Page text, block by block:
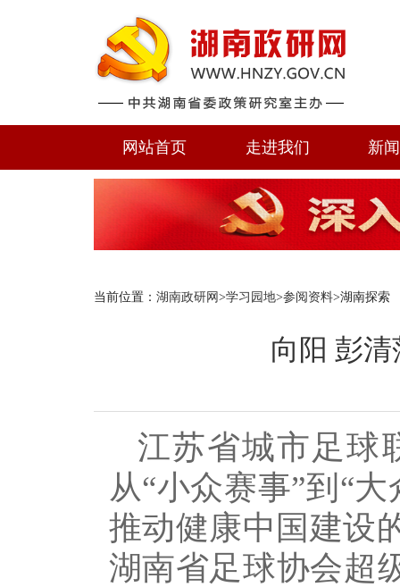
网站首页 走进我们 新
当前位置： 湖南政研网 >学习园地>参阅资料>湖南探索
向阳 彭清
江苏省城市足球
从“小众赛事”到“
推动健康中国建设
湖南省足球协会超